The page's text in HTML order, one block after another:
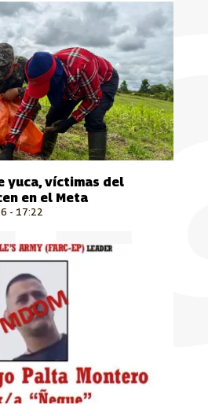
importantes de Suramérica que se
- 17:22
yuca, víctimas del
en el Meta